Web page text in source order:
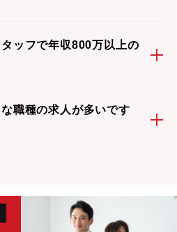
ッフで年収800万以上の
職種の求人が多いです